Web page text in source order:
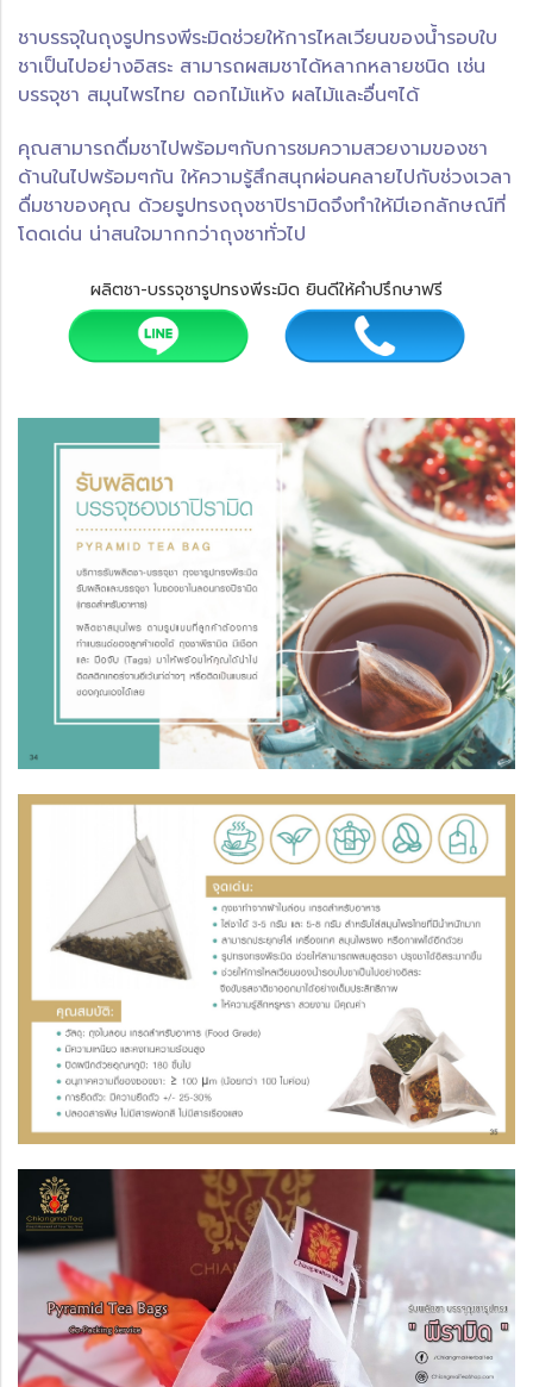
ชาบรรจุในถุงรูปทรงพีระมิดช่วยให้การไหลเวียนของน้ำรอบใบ
ชาเป็นไปอย่างอิสระ สามารถผสมชาได้หลากหลายชนิด เช่น
บรรจุชา สมุนไพรไทย ดอกไม้แห้ง ผลไม้และอื่นๆได้
คุณสามารถดื่มชาไปพร้อมๆกับการชมความสวยงามของชา
ด้านในไปพร้อมๆกัน ให้ความรู้สึกสนุกผ่อนคลายไปกับช่วงเวลา
ดื่มชาของคุณ ด้วยรูปทรงถุงชาปิรามิดจึงทำให้มีเอกลักษณ์ที่
โดดเด่น น่าสนใจมากกว่าถุงชาทั่วไป
ผลิตชา-บรรจุชารูปทรงพีระมิด ยินดีให้คำปรึกษาฟรี